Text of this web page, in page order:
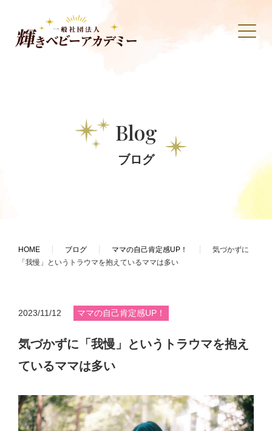
Blog
ブログ
HOME ブログ ママの自己肯定感UP！
気づかずに
「我慢」というトラウマを抱えているママは多い
2023/11/12 ママの自己肯定感UP！
気づかずに「我慢」というトラウマを抱え
ているママは多い